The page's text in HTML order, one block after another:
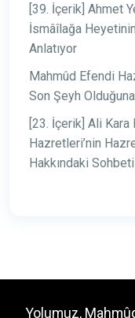
[39. İçerik] Ahmet
İsmâîlağa
Anlatıyor
Mahmûd Efendi
Son Şeyh
[23. İçerik] Ali Kara
Hazretleri’nin
Hakkındaki Sohbeti
Yolumuz,